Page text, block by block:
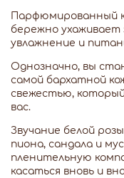
Парфюмированный
бережно ухаживает
увлажнение и
Однозначно, вы
самой бархатной
свежестью,
вас.
Звучание белой
пиона, сандала и
пленительную
касаться вновь и